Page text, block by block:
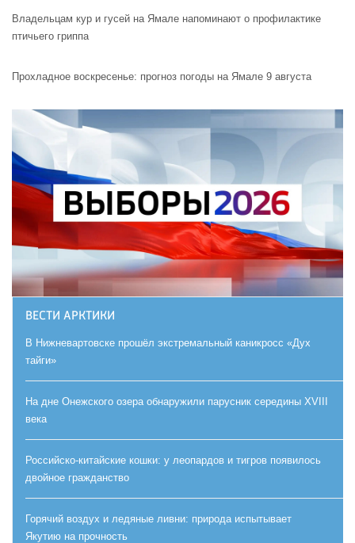
Владельцам кур и гусей на Ямале напоминают o профилактике
птичьего гриппа
Прохладное воскресенье: прогноз погоды на Ямале 9 августа
ВЕСТИ АРКТИКИ
В Нижневартовске прошёл экстремальный каникросс «Дух
тайги»
На дне Онежского озера обнаружили парусник середины XVIII
века
Российско-китайские кошки: у леопардов и тигров появилось
двойное гражданство
Горячий воздух и ледяные ливни: природа испытывает
Якутию на прочность